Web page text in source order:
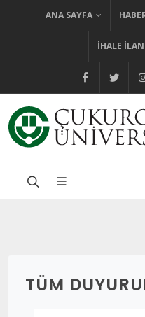
ANA SAYFA
İHALE
TÜM